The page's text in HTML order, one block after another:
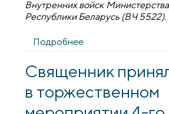
Внутренних войск
Республики Беларусь (ВЧ 5522).
Подробнее
посвященное
Священник
в торжественном